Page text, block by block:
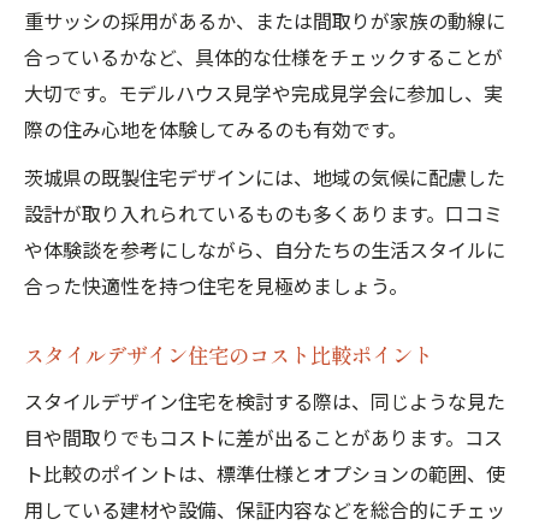
重サッシの採用があるか、または間取りが家族の動線に
合っているかなど、具体的な仕様をチェックすることが
大切です。モデルハウス見学や完成見学会に参加し、実
際の住み心地を体験してみるのも有効です。
茨城県の既製住宅デザインには、地域の気候に配慮した
設計が取り入れられているものも多くあります。口コミ
や体験談を参考にしながら、自分たちの生活スタイルに
合った快適性を持つ住宅を見極めましょう。
スタイルデザイン住宅のコスト比較ポイント
スタイルデザイン住宅を検討する際は、同じような見た
目や間取りでもコストに差が出ることがあります。コス
ト比較のポイントは、標準仕様とオプションの範囲、使
用している建材や設備、保証内容などを総合的にチェッ